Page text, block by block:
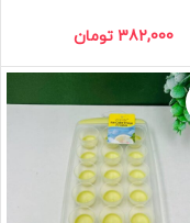
382,000 تومان